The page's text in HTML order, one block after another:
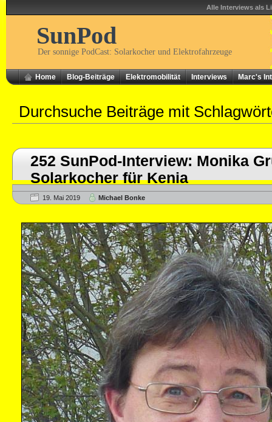
Alle Interviews als
SunPod
Der sonnige PodCast: Solarkocher und Elektrofahrzeuge
Home Blog-Beiträge Elektromobilität Interviews Marc's
Durchsuche Beiträge mit
252 SunPod-Interview: Monika
Solarkocher für Kenia
19. Mai 2019 Michael Bonke